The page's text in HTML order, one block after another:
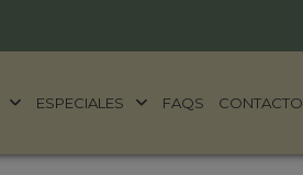
ESPECIALES FAQS CONTACTO